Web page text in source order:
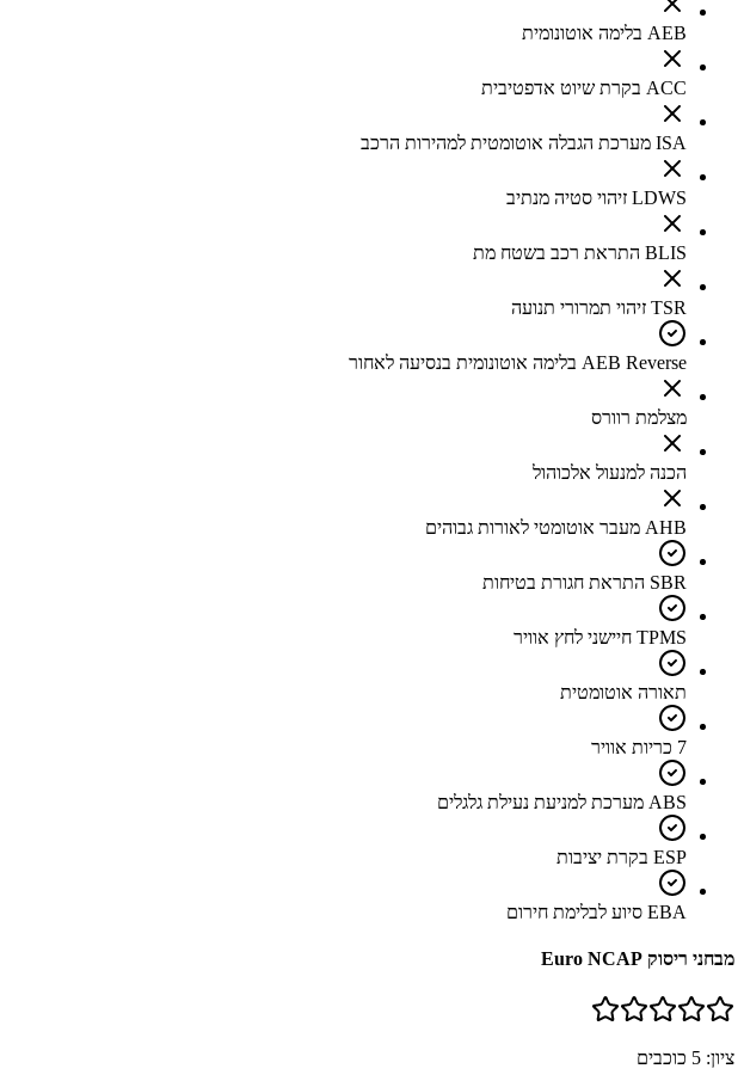
AEB בלימה אוטונומית
ACC בקרת שיוט אדפטיבית
ISA מערכת הגבלה אוטומטית למהירות הרכב
LDWS זיהוי סטיה מנתיב
BLIS התראת רכב בשטח מת
TSR זיהוי תמרורי תנועה
AEB Reverse בלימה אוטונומית בנסיעה לאחור
מצלמת רוורס
הכנה למנעול אלכוהול
AHB מעבר אוטומטי לאורות גבוהים
SBR התראת חגורת בטיחות
TPMS חיישני לחץ אוויר
תאורה אוטומטית
7 כריות אוויר
ABS מערכת למניעת נעילת גלגלים
ESP בקרת יציבות
EBA סיוע לבלימת חירום
מבחני ריסוק Euro NCAP
ציון: 5 כוכבים